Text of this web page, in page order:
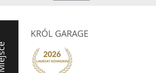
KRÓL GARAGE